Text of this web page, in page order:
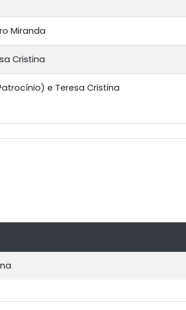
Miranda
Cristina
e Teresa Cristina